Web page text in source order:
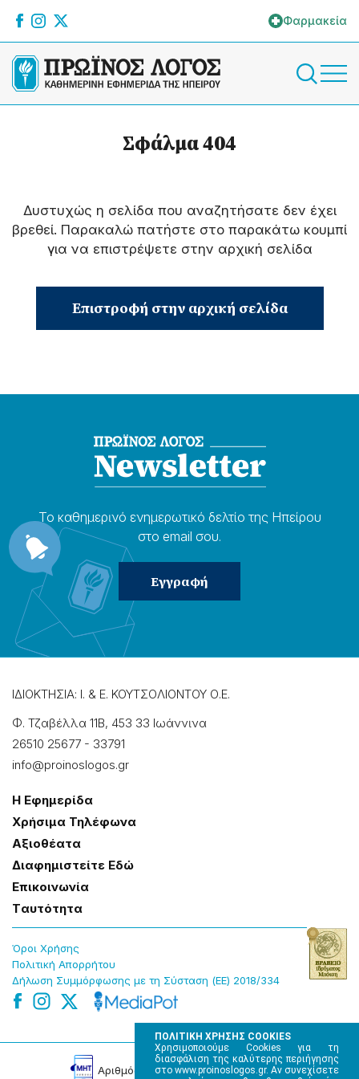
ΠΟΛΙΤΙΚΗ ΧΡΗΣΗΣ COOKIES
Χρησιμοποιούμε Cookies για τη
διασφάλιση της καλύτερης περιήγησης
στο www.proinoslogos.gr. Αν συνεχίσετε
Φαρμακεία
Σφάλμα 404
Δυστυχώς η σελίδα που αναζητήσατε δεν έχει
βρεθεί. Παρακαλώ πατήστε στο παρακάτω κουμπί
για να επιστρέψετε στην αρχική σελίδα
Επιστροφή στην αρχική σελίδα
Το καθημερɩνό ενημερωτɩκό δελτίο της Ηπείρου
στο email σου.
ΙΔΙΟΚΤΗΣΙΑ: Ι. & Ε. ΚΟΥΤΣΟΛΙΟΝΤΟΥ Ο.Ε.
Φ. Τζαβέλλα 11Β, 453 33 Ιωάννɩνα
26510 25677 - 33791
info@proinoslogos.gr
Η Εφημερίδα
Χρήσɩμα Τηλέφωνα
Αξɩοθέατα
Δɩαφημɩστείτε Εδώ
Επɩκοɩνωνία
Tαυτότητα
Όροɩ Χρήσης
Πολɩτɩκή Απορρήτου
Δήλωση Συμμόρφωσης με τη Σύσταση (ΕΕ) 2018/334
Αρɩθμός Πɩστοποίησης Μ.Η.Τ. 220242